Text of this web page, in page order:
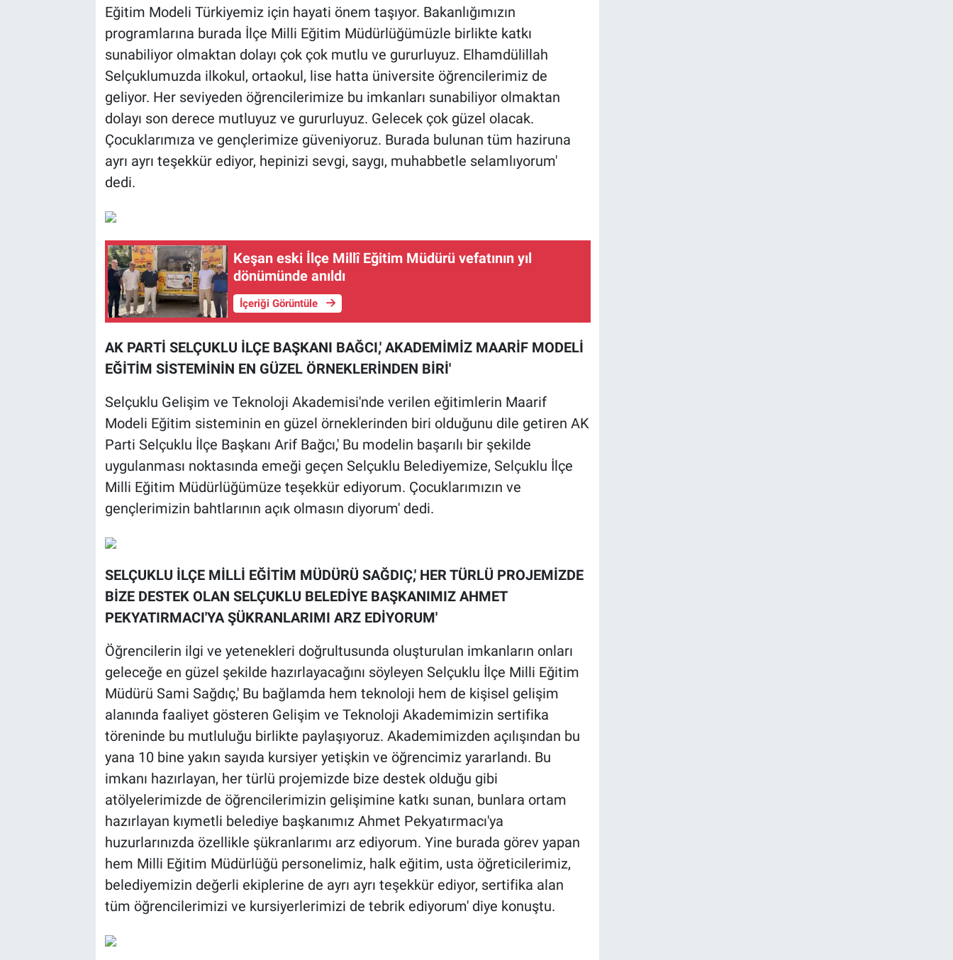
Eğitim Modeli Türkiyemiz için hayati önem taşıyor. Bakanlığımızın
programlarına burada İlçe Milli Eğitim Müdürlüğümüzle birlikte katkı
sunabiliyor olmaktan dolayı çok çok mutlu ve gururluyuz. Elhamdülillah
Selçuklumuzda ilkokul, ortaokul, lise hatta üniversite öğrencilerimiz de
geliyor. Her seviyeden öğrencilerimize bu imkanları sunabiliyor olmaktan
dolayı son derece mutluyuz ve gururluyuz. Gelecek çok güzel olacak.
Çocuklarımıza ve gençlerimize güveniyoruz. Burada bulunan tüm haziruna
ayrı ayrı teşekkür ediyor, hepinizi sevgi, saygı, muhabbetle selamlıyorum'
dedi.
Keşan eski İlçe Millî Eğitim Müdürü vefatının yıl
dönümünde anıldı
İçeriği Görüntüle
AK PARTİ SELÇUKLU İLÇE BAŞKANI BAĞCI,' AKADEMİMİZ MAARİF MODELİ
EĞİTİM SİSTEMİNİN EN GÜZEL ÖRNEKLERİNDEN BİRİ'
Selçuklu Gelişim ve Teknoloji Akademisi'nde verilen eğitimlerin Maarif
Modeli Eğitim sisteminin en güzel örneklerinden biri olduğunu dile getiren AK
Parti Selçuklu İlçe Başkanı Arif Bağcı,' Bu modelin başarılı bir şekilde
uygulanması noktasında emeği geçen Selçuklu Belediyemize, Selçuklu İlçe
Milli Eğitim Müdürlüğümüze teşekkür ediyorum. Çocuklarımızın ve
gençlerimizin bahtlarının açık olmasın diyorum' dedi.
SELÇUKLU İLÇE MİLLİ EĞİTİM MÜDÜRÜ SAĞDIÇ,' HER TÜRLÜ PROJEMİZDE
BİZE DESTEK OLAN SELÇUKLU BELEDİYE BAŞKANIMIZ AHMET
PEKYATIRMACI'YA ŞÜKRANLARIMI ARZ EDİYORUM'
Öğrencilerin ilgi ve yetenekleri doğrultusunda oluşturulan imkanların onları
geleceğe en güzel şekilde hazırlayacağını söyleyen Selçuklu İlçe Milli Eğitim
Müdürü Sami Sağdıç,' Bu bağlamda hem teknoloji hem de kişisel gelişim
alanında faaliyet gösteren Gelişim ve Teknoloji Akademimizin sertifika
töreninde bu mutluluğu birlikte paylaşıyoruz. Akademimizden açılışından bu
yana 10 bine yakın sayıda kursiyer yetişkin ve öğrencimiz yararlandı. Bu
imkanı hazırlayan, her türlü projemizde bize destek olduğu gibi
atölyelerimizde de öğrencilerimizin gelişimine katkı sunan, bunlara ortam
hazırlayan kıymetli belediye başkanımız Ahmet Pekyatırmacı'ya
huzurlarınızda özellikle şükranlarımı arz ediyorum. Yine burada görev yapan
hem Milli Eğitim Müdürlüğü personelimiz, halk eğitim, usta öğreticilerimiz,
belediyemizin değerli ekiplerine de ayrı ayrı teşekkür ediyor, sertifika alan
tüm öğrencilerimizi ve kursiyerlerimizi de tebrik ediyorum' diye konuştu.